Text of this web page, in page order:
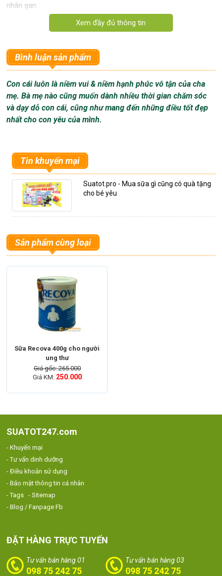
nhân gan.
Bình luận sản phẩm
Con cái luôn là niềm vui & niềm hạnh phúc vô tận của cha
mẹ. Bà mẹ nào cũng muốn dành nhiều thời gian chăm sóc
và dạy dỗ con cái, cũng như mang đến những điều tốt đẹp
nhất cho con yêu của mình.
Tin khuyến mại
Suatot.pro - Mua sữa gì cũng có quà tặng
cho bé yêu
Sản phẩm cùng loại
Sữa Recova 400g cho người
ung thư
Giá gốc: 265.000
Giá KM: 250.000
SUATOT247.com
- Khuyến mại
- Tư vấn dinh dưỡng
- Điều khoản sử dụng
- Bảo mật thông tin cá nhân
- Tags
- Sitemap
- Blog / Fanpage Fb
ĐẶT HÀNG TRỰC TUYẾN
Tư vấn bán hàng 01
098 75 242 75
Tư vấn bán hàng 03
098 75 242 75